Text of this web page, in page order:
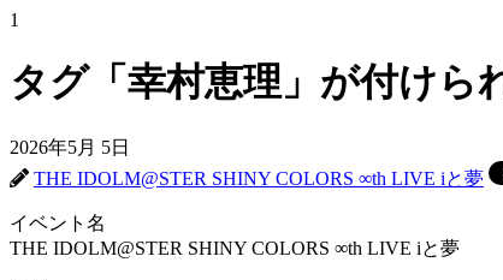
1
タグ「幸村恵理」が付けら
2026年5月 5日
THE IDOLM@STER SHINY COLORS ∞th LIVE iと夢
イベント名
THE IDOLM@STER SHINY COLORS ∞th LIVE iと夢